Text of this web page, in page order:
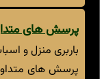
پرسش های
باربری منزل و اسباب کشی |
پرسش های